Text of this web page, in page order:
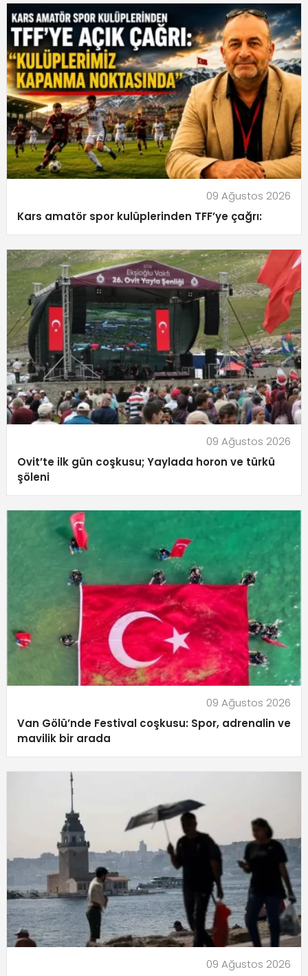
09 Ağustos 2026
Kars amatör spor kulüplerinden TFF’ye çağrı:
09 Ağustos 2026
Ovit’te ilk gün coşkusu; Yaylada horon ve türkü
şöleni
09 Ağustos 2026
Van Gölü’nde Festival coşkusu: Spor, adrenalin ve
mavilik bir arada
09 Ağustos 2026